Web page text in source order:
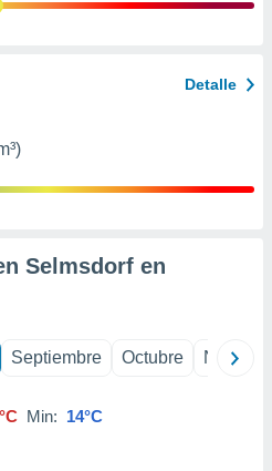
Detalle
Selmsdorf en
Septiembre Octubre
Min: 14°C